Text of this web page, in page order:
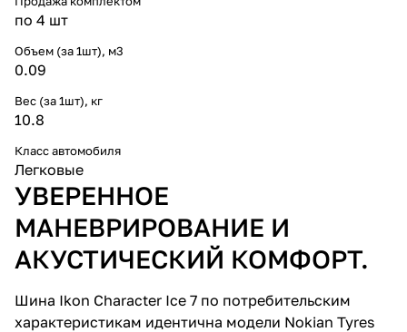
по 4 шт
Объем (за 1шт), м3
0.09
Вес (за 1шт), кг
10.8
Класс автомобиля
Легковые
УВЕРЕННОЕ
МАНЕВРИРОВАНИЕ И
АКУСТИЧЕСКИЙ КОМФОРТ.
Шина Ikon Character Ice 7 по потребительским
характеристикам идентична модели Nokian Tyres